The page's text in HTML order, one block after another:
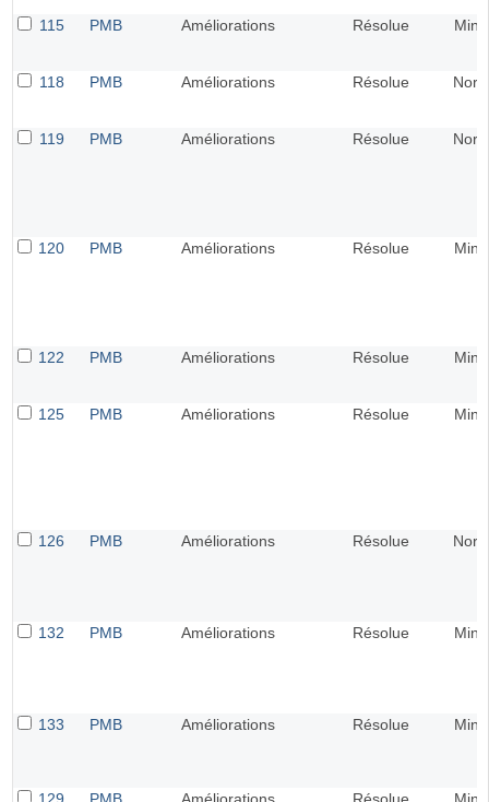
115 PMB Améliorations Résolue
118 PMB Améliorations Résolue
119 PMB Améliorations Résolue
120 PMB Améliorations Résolue
122 PMB Améliorations Résolue
125 PMB Améliorations Résolue
126 PMB Améliorations Résolue
132 PMB Améliorations Résolue
133 PMB Améliorations Résolue
129 PMB Améliorations Résolue